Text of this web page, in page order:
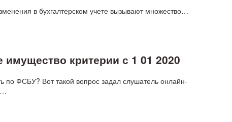
в бухгалтерском учете вызывают множество…
критерии с 1 01 2020
по ФСБУ? Вот такой вопрос задал слушатель онлайн-